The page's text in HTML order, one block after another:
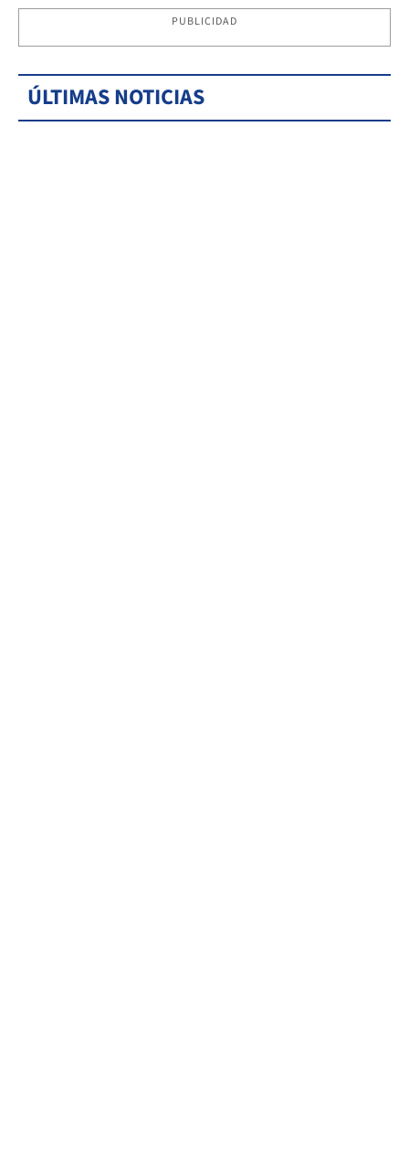
PUBLICIDAD
ÚLTIMAS NOTICIAS